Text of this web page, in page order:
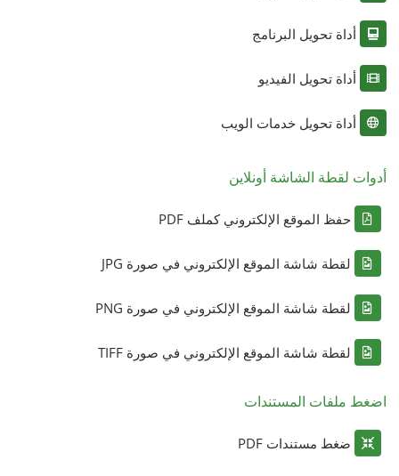
أداة تحويل البرنامج
أداة تحويل الفيديو
أداة تحويل خدمات الويب
أدوات لقطة الشاشة أونلاين
حفظ الموقع الإلكتروني كملف PDF
لقطة شاشة الموقع الإلكتروني في صورة JPG
لقطة شاشة الموقع الإلكتروني في صورة PNG
لقطة شاشة الموقع الإلكتروني في صورة TIFF
اضغط ملفات المستندات
ضغط مستندات PDF